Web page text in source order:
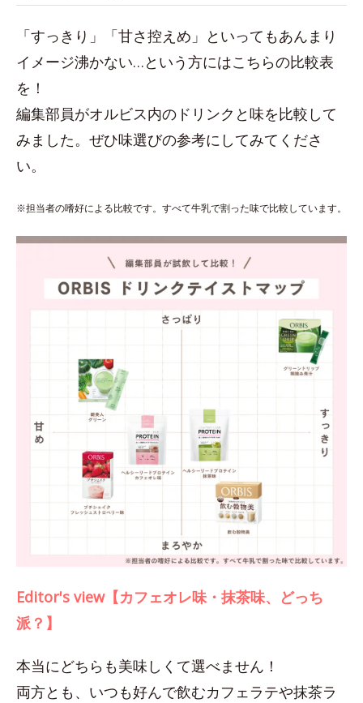
「すっきり」「甘さ控えめ」といってもあんまり
イメージ沸かない…という方にはこちらの比較表
を！
編集部員がオルビス内のドリンクと味を比較して
みました。ぜひ味選びの参考にしてみてくださ
い。
※担当者の嗜好による比較です。すべて牛乳で割った味で比較しています。
Editor's view【カフェオレ味・抹茶味、どっち
派？】
本当にどちらも美味しくて選べません！
両方とも、いつも好んで飲むカフェラテや抹茶ラ